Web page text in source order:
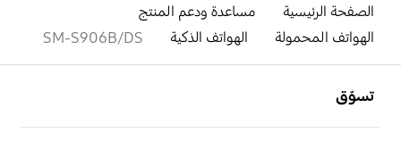
الصفحة الرئيسية
مساعدة ودعم المنتج
الهواتف المحمولة
الهواتف الذكية SM-S906B/DS
تسوّق